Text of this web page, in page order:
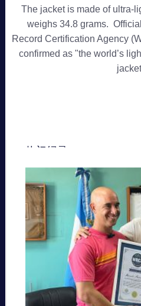
The jacket is made of ultra-
weighs 34.8 grams.
Record Certification Agency
confirmed as "the world’s
热门纪录